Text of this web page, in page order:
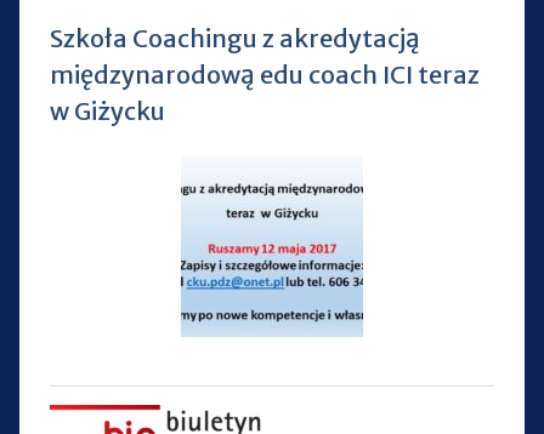
Szkoła Coachingu z akredytacją
międzynarodową edu coach ICI teraz
w Giżycku